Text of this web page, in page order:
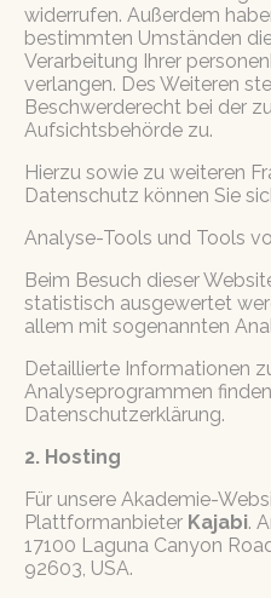
widerrufen. Außerdem
bestimmten Umständen
Verarbeitung Ihrer
verlangen. Des Weiteren
Beschwerderecht bei der
Aufsichtsbehörde zu.
Hierzu sowie zu weiteren
Datenschutz können Sie
Analyse-Tools und Tools
Beim Besuch dieser
statistisch ausgewertet
allem mit sogenannten
Detaillierte Informationen
Analyseprogrammen
Datenschutzerklärung.
2. Hosting
Für unsere Akademie-
Plattformanbieter Kajabi.
17100 Laguna Canyon
92603, USA.